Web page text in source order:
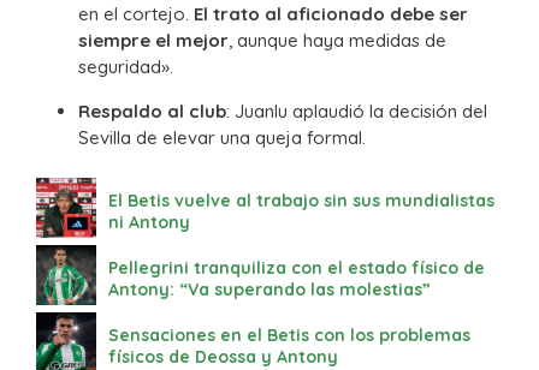
en el cortejo. El trato al aficionado debe ser
siempre el mejor, aunque haya medidas de
seguridad».
Respaldo al club: Juanlu aplaudió la decisión del
Sevilla de elevar una queja formal.
El Betis vuelve al trabajo sin sus mundialistas
ni Antony
Pellegrini tranquiliza con el estado físico de
Antony: “Va superando las molestias”
Sensaciones en el Betis con los problemas
físicos de Deossa y Antony